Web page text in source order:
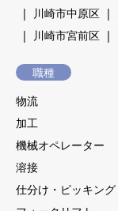
川崎市中原区
川崎市宮前区
職種
物流
加工
機械オペレーター
溶接
仕分け・ピッキング